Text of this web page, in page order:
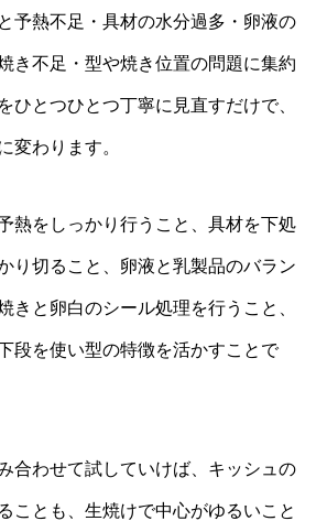
予熱不足・具材の水分過多・卵液の
き不足・型や焼き位置の問題に集約
ひとつひとつ丁寧に見直すだけで、
変わります。
熱をしっかり行うこと、具材を下処
り切ること、卵液と乳製品のバラン
きと卵白のシール処理を行うこと、
段を使い型の特徴を活かすことで
合わせて試していけば、キッシュの
ことも、生焼けで中心がゆるいこと